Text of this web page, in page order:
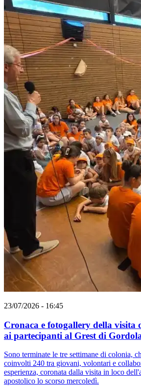
23/07/2026 - 16:45
Cronaca e fotogallery della visita
ai partecipanti al Grest di
Sono terminate le tre settimane di colonia,
coinvolti 240 tra giovani, volontari e
esperienza, coronata dalla visita in loco
apostolico lo scorso mercoledì.